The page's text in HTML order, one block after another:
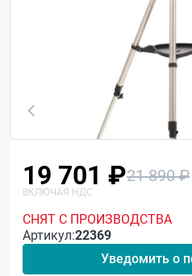
19 701 ₽21 890 ₽
СНЯТ С ПРОИЗВОДСТВА
Артикул:22369
Уведомить о